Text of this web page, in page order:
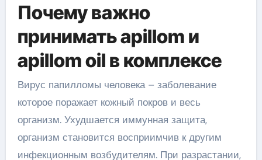
Почему важно
принимать apillom и
apillom oil в комплексе
Вирус папилломы человека – заболевание
которое поражает кожный покров и весь
организм. Ухудшается иммунная защита,
организм становится восприимчив к другим
инфекционным возбудителям. При разрастании,